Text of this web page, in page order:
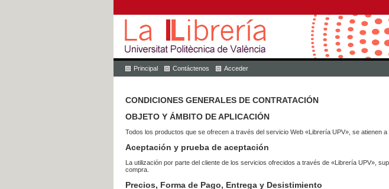
Principal Contáctenos Acceder
CONDICIONES GENERALES DE CONTRATACIÓN
OBJETO Y ÁMBITO DE APLICACIÓN
Todos los productos que se ofrecen a través del servicio Web «Librería UPV», se atienen
Aceptación y prueba de aceptación
La utilización por parte del cliente de los servicios ofrecidos a través de «Librería UPV»,
compra.
Precios, Forma de Pago, Entrega y Desistimiento